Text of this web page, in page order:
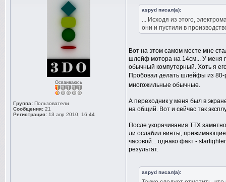
Осваиваюсь
Группа: Пользователи
Сообщения: 21
Регистрация: 13 апр 2010, 16:44
aspyd писал(а):
... Исходя из этого,
они и пустили в
Вот на этом самом месте мне
шлейф мотора на 14см... У меня
обычный компутерный. Хоть я
Пробовал делать шлейфы из
многожильные обычные.
А переходник у меня был в
на общий. Вот и сейчас так
После укорачивания ТТХ
ли ослабил винты, прижимающие
часовой... однако факт -
результат.
aspyd писал(а):